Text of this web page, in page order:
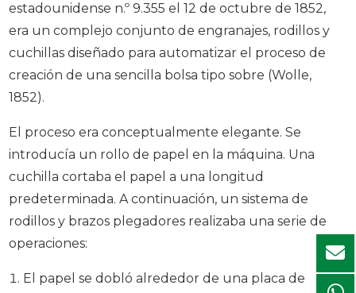
estadounidense n.º 9.355 el 12 de octubre de 1852,
era un complejo conjunto de engranajes, rodillos y
cuchillas diseñado para automatizar el proceso de
creación de una sencilla bolsa tipo sobre (Wolle,
1852).
El proceso era conceptualmente elegante. Se
introducía un rollo de papel en la máquina. Una
cuchilla cortaba el papel a una longitud
predeterminada. A continuación, un sistema de
rodillos y brazos plegadores realizaba una serie de
operaciones:
El papel se dobló alrededor de una placa de